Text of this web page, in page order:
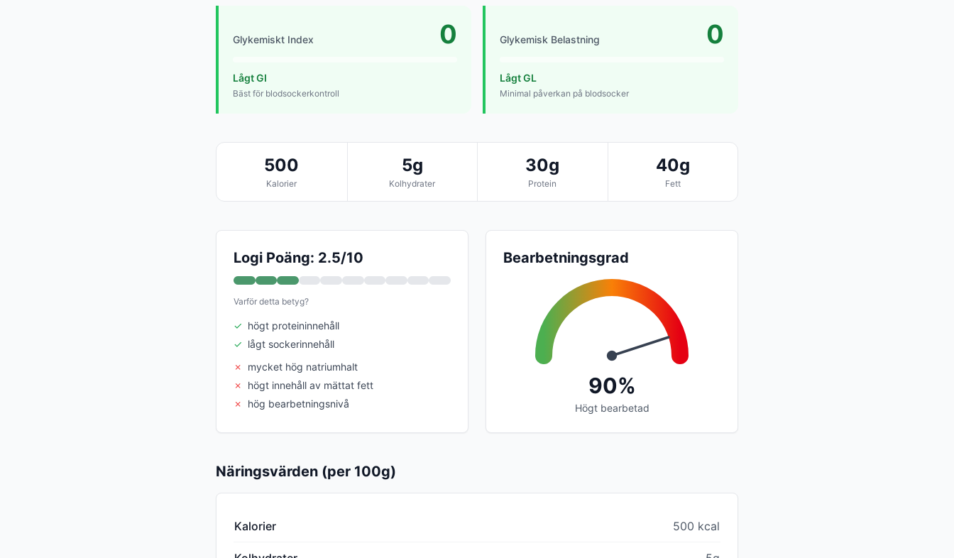
Glykemiskt Index 0
Lågt GI
Bäst för blodsockerkontroll
Glykemisk Belastning 0
Lågt GL
Minimal påverkan på blodsocker
500
Kalorier
5g
Kolhydrater
30g
Protein
40g
Fett
Logi Poäng: 2.5/10
Varför detta betyg?
✓ högt proteininnehåll
✓ lågt sockerinnehåll
✗
mycket hög natriumhalt
✗
högt innehåll av mättat fett
✗
hög bearbetningsnivå
Bearbetningsgrad
90%
Högt bearbetad
Näringsvärden (per 100g)
Kalorier 500 kcal